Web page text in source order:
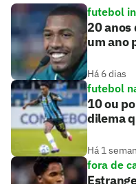
futebol
20 anos
um ano
Há 6 dias
futebol
10 ou
dilema
Há 1
fora de